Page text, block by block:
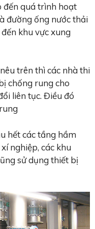
đến quá trình hoạt
đường ống nước thải
khu vực xung
trên thì các nhà thi
chống rung cho
liên tục. Điều đó
hết các tầng hầm
nghiệp, các khu
sử dụng thiết bị